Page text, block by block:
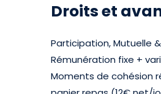
Droits et
Participation, Mutuelle
Rémunération fixe +
Moments de cohésion